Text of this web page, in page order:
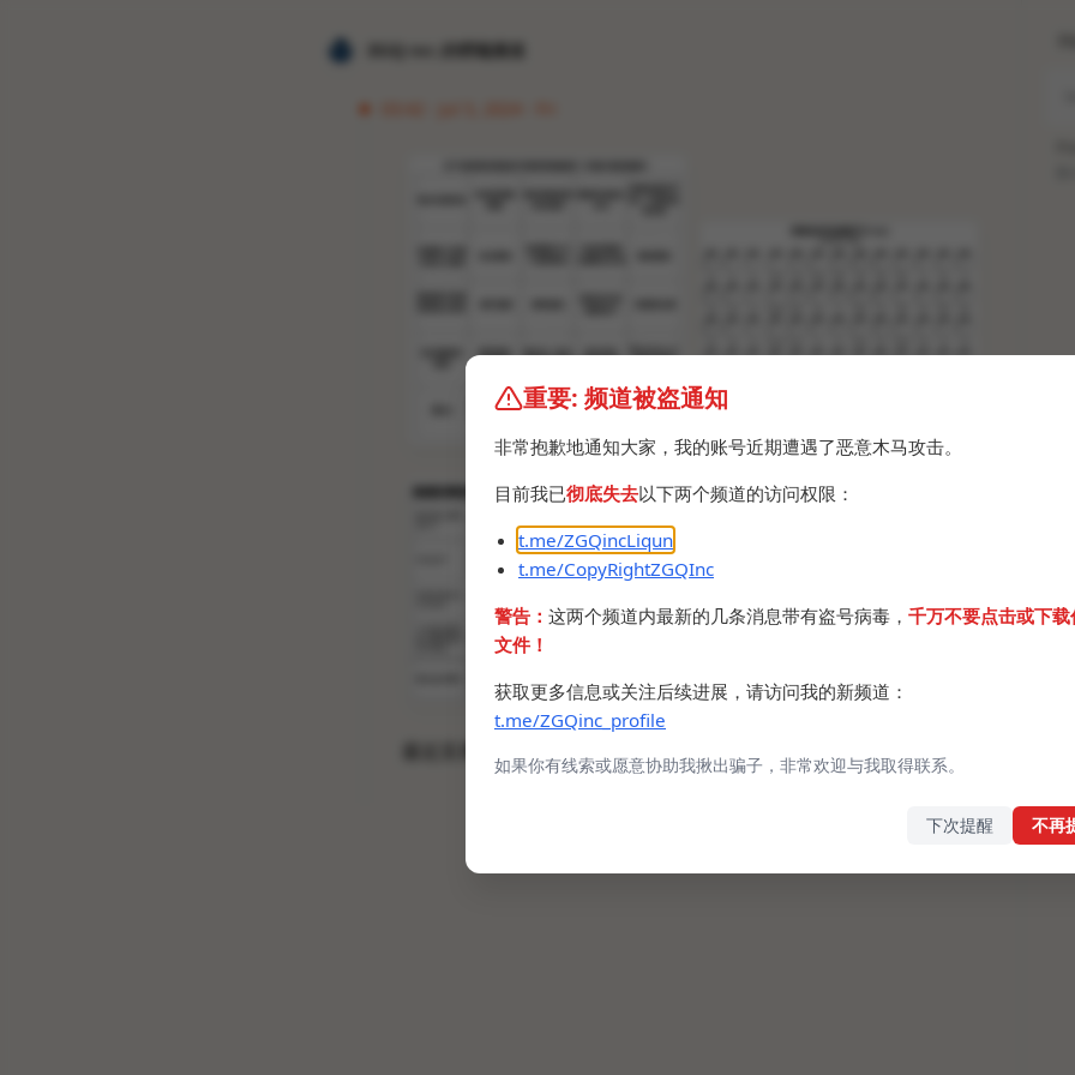
𝐙𝐆𝐐 ɪɴᴄ.的唠嗑频道
最近宾果很火吗，搞的我赛博露阴癖要犯了。（
重要: 频道被盗通知
非常抱歉地通知大家，我的账号近期遭遇了恶意木马攻击。
目前我已彻底失去以下两个频道的访问权限：
t.me/ZGQincLiqun
t.me/CopyRightZGQInc
警告： 这两个频道内最新的几条消息带有盗号病毒， 千万不要点击或下载
文件！
获取更多信息或关注后续进展，请访问我的新频道：
t.me/ZGQinc_profile
如果你有线索或愿意协助我揪出骗子，非常欢迎与我取得联系。
下次提醒 不再